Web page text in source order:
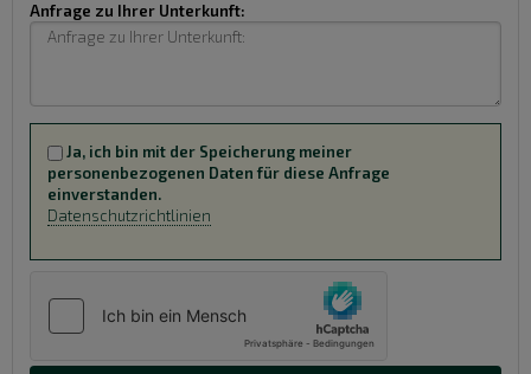
Anfrage zu Ihrer Unterkunft:
Ja, ich bin mit der Speicherung meiner
personenbezogenen Daten für diese Anfrage
einverstanden.
Datenschutzrichtlinien